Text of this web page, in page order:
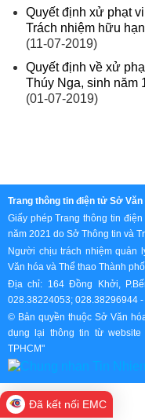
Quyết định xử phạt
Trách nhiệm hữu
(11-07-2019)
Quyết định về xử
Thúy Nga, sinh năm
(01-07-2019)
Trang thông tin điện tử Sở
Giấy phép Trang thông tin
năm 2021 do Sở Thông tin và
Người chịu trách nhiệm quản
Văn hóa và Thể thao Thành
Địa chỉ: 164 Đồng Khởi,
028.38224053; 028.38296944
© Bản quyền thuộc Sở Văn
dụng lại thông tin từ
TPHCM"
Đã kết nối EMC